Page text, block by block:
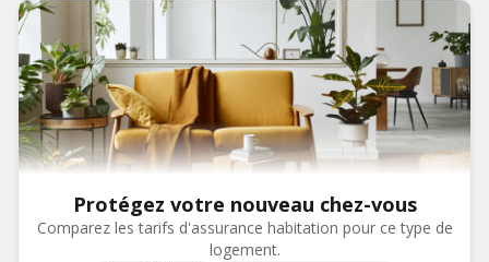
Protégez votre nouveau chez-vous
Comparez les tarifs d'assurance habitation pour ce type de
logement.